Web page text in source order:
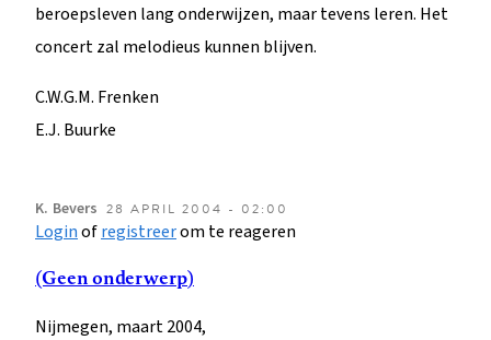
beroepsleven lang onderwijzen, maar tevens leren. Het
concert zal melodieus kunnen blijven.
C.W.G.M. Frenken
E.J. Buurke
K. Bevers 28 APRIL 2004 - 02:00
Loginofregistreerom te reageren
(Geen onderwerp)
Nijmegen, maart 2004,